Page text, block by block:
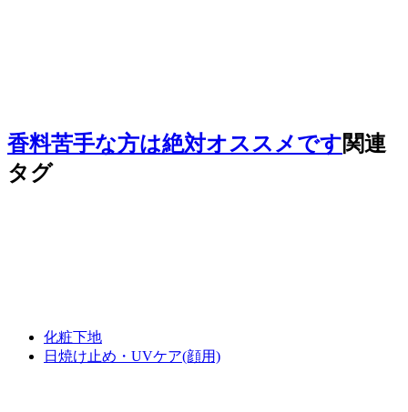
香料苦手な方は絶対オススメです関連
タグ
化粧下地
日焼け止め・UVケア(顔用)